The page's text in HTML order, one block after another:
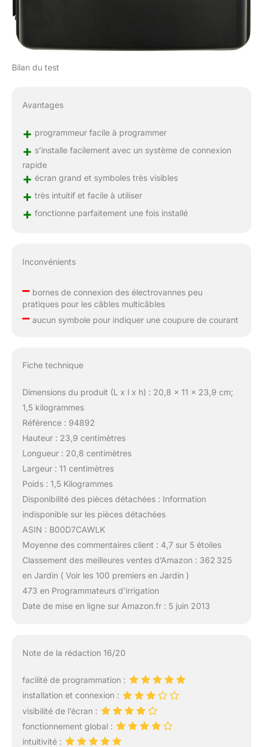
Bilan du test
Avantages
+ programmeur facile à programmer
+ s’installe facilement avec un système de connexion
rapide
+ écran grand et symboles très visibles
+ très intuitif et facile à utiliser
+ fonctionne parfaitement une fois installé
Inconvénients
–bornes de connexion des électrovannes peu
pratiques pour les câbles multicâbles
–aucun symbole pour indiquer une coupure de courant
Fiche technique
Dimensions du produit (L x l x h) : 20,8 x 11 x 23,9 cm;
1,5 kilogrammes
Référence : 94892
Hauteur : 23,9 centimètres
Longueur : 20,8 centimètres
Largeur : 11 centimètres
Poids : 1,5 Kilogrammes
Disponibilité des pièces détachées : Information
indisponible sur les pièces détachées
ASIN : B00D7CAWLK
Moyenne des commentaires client : 4,7 sur 5 étoiles
Classement des meilleures ventes d’Amazon : 362 325
en Jardin ( Voir les 100 premiers en Jardin )
473 en Programmateurs d’irrigation
Date de mise en ligne sur Amazon.fr : 5 juin 2013
Note de la rédaction 16/20
facilité de programmation :
installation et connexion :
visibilité de l’écran :
fonctionnement global :
intuitivité :